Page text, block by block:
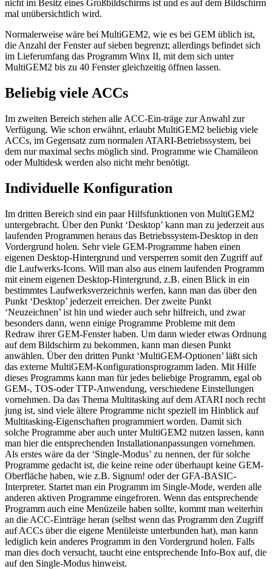
nicht im Besitz eines Großbildschirms ist und es auf dem Bildschirm
mal unübersichtlich wird.
Normalerweise wäre bei MultiGEM2, wie es bei GEM üblich ist,
die Anzahl der Fenster auf sieben begrenzt; allerdings befindet sich
im Lieferumfang das Programm Winx II, mit dem sich unter
MultiGEM2 bis zu 40 Fenster gleichzeitig öffnen lassen.
Beliebig viele ACCs
Im zweiten Bereich stehen alle ACC-Ein-träge zur Anwahl zur
Verfügung. Wie schon erwähnt, erlaubt MultiGEM2 beliebig viele
ACCs, im Gegensatz zum normalen ATARI-Betriebssystem, bei
dem nur maximal sechs möglich sind. Programme wie Chamäleon
oder Multidesk werden also nicht mehr benötigt.
Individuelle Konfiguration
Im dritten Bereich sind ein paar Hilfsfunktionen von MultiGEM2
untergebracht. Über den Punkt ‘Desktop’ kann man zu jederzeit aus
laufenden Programmen heraus das Betriebssystem-Desktop in den
Vordergrund holen. Sehr viele GEM-Programme haben einen
eigenen Desktop-Hintergrund und versperren somit den Zugriff auf
die Laufwerks-Icons. Will man also aus einem laufenden Programm
mit einem eigenen Desktop-Hintergrund, z.B. einen Blick in ein
bestimmtes Laufwerksverzeichnis werfen, kann man das über den
Punkt ‘Desktop’ jederzeit erreichen. Der zweite Punkt
‘Neuzeichnen’ ist hin und wieder auch sehr hilfreich, und zwar
besonders dann, wenn einige Programme Probleme mit dem
Redraw ihrer GEM-Fenster haben. Um dann wieder etwas Ordnung
auf dem Bildschirm zu bekommen, kann man diesen Punkt
anwählen. Über den dritten Punkt ‘MultiGEM-Optionen’ läßt sich
das externe MultiGEM-Konfigurationsprogramm laden. Mit Hilfe
dieses Programms kann man für jedes beliebige Programm, egal ob
GEM-, TOS-oder TTP-Anwendung, verschiedene Einstellungen
vornehmen. Da das Thema Multitasking auf dem ATARI noch recht
jung ist, sind viele ältere Programme nicht speziell im Hinblick auf
Multitasking-Eigenschaften programmiert worden. Damit sich
solche Programme aber auch unter MultiGEM2 nutzen lassen, kann
man hier die entsprechenden Installationanpassungen vornehmen.
Als erstes wäre da der ‘Single-Modus’ zu nennen, der für solche
Programme gedacht ist, die keine reine oder überhaupt keine GEM-
Oberfläche haben, wie z.B. Signum! oder der GFA-BASIC-
Interpreter. Startet man ein Programm im Single-Mode, werden alle
anderen aktiven Programme eingefroren. Wenn das entsprechende
Programm auch eine Menüzeile haben sollte, kommt man weiterhin
an die ACC-Einträge heran (selbst wenn das Programm den Zugriff
auf ACCs über die eigene Menüleiste unterbunden hat), man kann
lediglich kein anderes Programm in den Vordergrund holen. Falls
man dies doch versucht, taucht eine entsprechende Info-Box auf, die
auf den Single-Modus hinweist.